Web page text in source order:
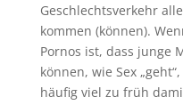
Geschlechtsverkehr
kommen (können).
Pornos ist, dass junge
können, wie Sex
häufig viel zu früh